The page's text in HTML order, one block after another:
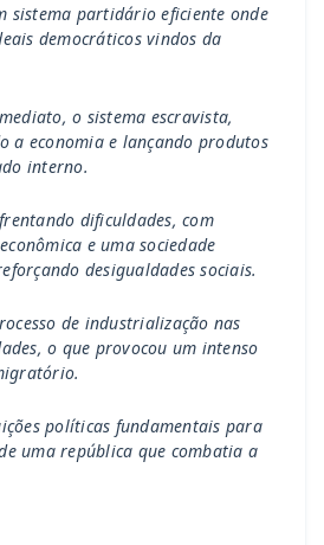
sistema partidário eficiente onde
democráticos vindos da
o sistema escravista,
a economia e lançando produtos
interno.
dificuldades, com
e uma sociedade
desigualdades sociais.
de industrialização nas
o que provocou um intenso
políticas fundamentais para
uma república que combatia a